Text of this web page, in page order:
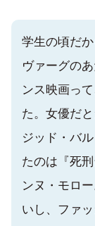
学生の頃だ
ヴァーグの
ンス映画っ
た。女優だ
ジッド・バ
たのは『死
ンヌ・モロ
いし、ファ